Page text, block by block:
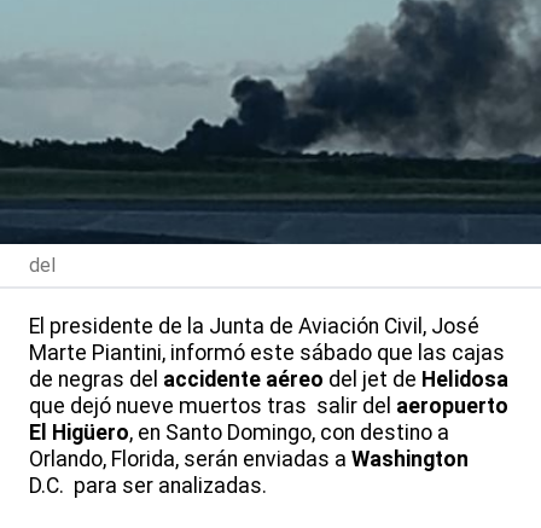
del
El presidente de la Junta de Aviación Civil, José
Marte Piantini, informó este sábado que las cajas
de negras del accidente aéreo del jet de Helidosa
que dejó nueve muertos tras salir del aeropuerto
El Higüero, en Santo Domingo, con destino a
Orlando, Florida, serán enviadas a Washington
D.C. para ser analizadas.